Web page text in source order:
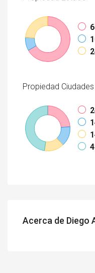
Propiedad Ciudades
Acerca de Diego